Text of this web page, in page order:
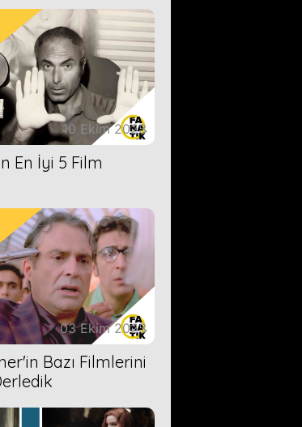
10 Ekim 2023
En İyi 5 Film
03 Ekim 2023
Bazı Filmlerini